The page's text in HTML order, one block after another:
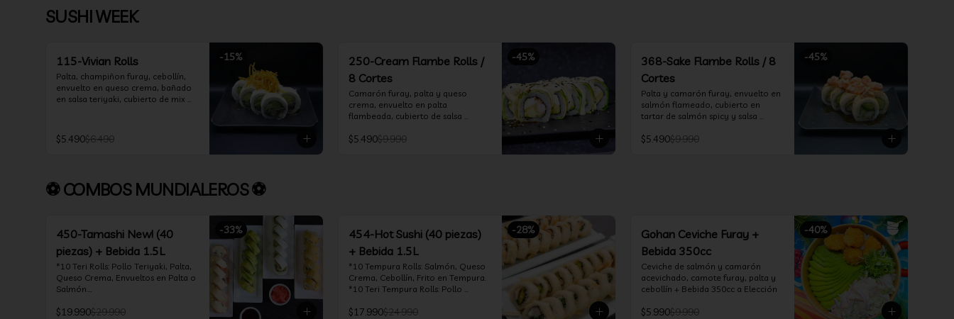
SUSHI WEEK
-15%
115-Vivian Rolls
Palta, champiñon furay, cebollín,
envuelto en queso crema, bañado
en salsa teriyaki, cubierto de mix
$5.490$6.490
-45%
250-Cream Flambe Rolls /
8 Cortes
Camarón furay, palta y queso
crema, envuelto en palta
flambeada, cubierto de salsa
de sesamo.
$5.490$9.990
-45%
368-Sake Flambe Rolls / 8
Cortes
Palta y camarón furay, envuelto en
salmón flameado, cubierto en
tartar de salmón spicy y salsa
$5.490$9.990
⚽ COMBOS MUNDIALEROS ⚽
-33%
450-Tamashi New! (40
piezas) + Bebida 1.5L
*10 Teri Rolls: Pollo Teriyaki, Palta,
Queso Crema, Envueltos en Palta o
Salmón.
Palta, Cebollín, Envuelto en Queso
$19.990$29.990
-28%
454-Hot Sushi (40 piezas)
+ Bebida 1.5L
*10 Tempura Rolls: Salmón, Queso
Crema, Cebollín, Frito en Tempura.
*10 Teri Tempura Rolls: Pollo
Frito en Tempura
$17.990$24.990
-40%
Gohan Ceviche Furay +
Bebida 350cc
Ceviche de salmón y camarón
acevichado, camote furay, palta y
cebollín + Bebida 350cc a Elección
$5.990$9.990